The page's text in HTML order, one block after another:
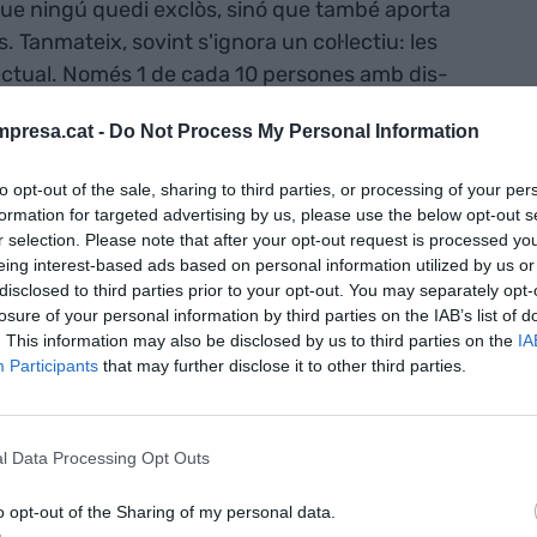
- Do Not Process My Personal Information
opt-out of the sale, sharing to third parties, or processing of your
for targeted advertising by us, please use the below opt-out
selection. Please note that after your opt-out request is processed
interest-based ads based on personal information utilized by us
to third parties prior to your opt-out. You may separately
of your personal information by third parties on the IAB’s list of
This information may also be disclosed by us to third parties on the
Participants that may further disclose it to other third parties.
Data Processing Opt Outs
opt-out of the Sharing of my personal data.
ningú quedi exclòs, sinó que també aporta
Tanmateix, sovint s'ignora un col·lectiu: les
Només 1 de cada 10 persones amb dis­
dades del
a Catalunyapublicat recentment. En
que fonamentalment té cura de dos
gent gran i les persones amb discapacitat
general, a través d'una cultura, arribem a tota la
aVIA Empresa , president de LaFACT.
liderar una transformació significativa dins
autònoma capaç de generar els seus
socials. Aquesta transició va ser
dels fons de la desapareguda
la Fundació no només va aconseguir